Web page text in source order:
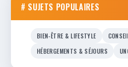
# SUJETS POPULAIRES
BIEN-ÊTRE & LIFESTYLE
HÉBERGEMENTS & SÉJOURS